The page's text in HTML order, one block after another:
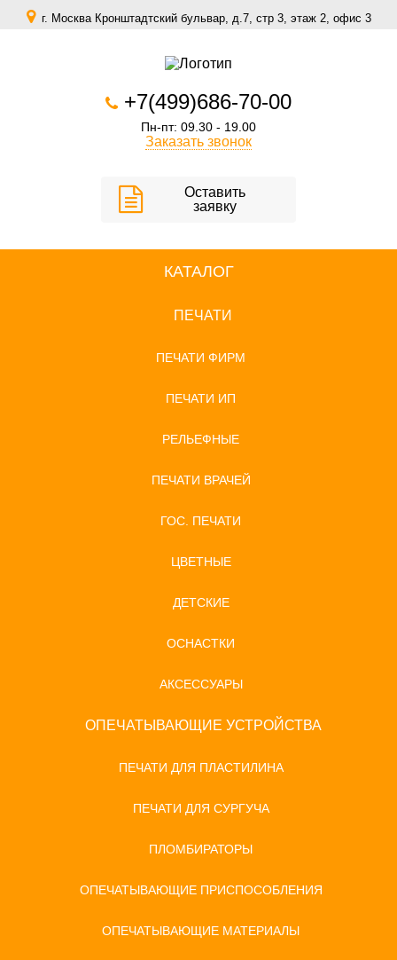
г. Москва Кронштадтский бульвар, д.7, стр 3, этаж 2, офис 3
+7(499)686-70-00
Пн-пт: 09.30 - 19.00
Заказать звонок
Оставить
заявку
КАТАЛОГ
ПЕЧАТИ
ПЕЧАТИ ФИРМ
ПЕЧАТИ ИП
РЕЛЬЕФНЫЕ
ПЕЧАТИ ВРАЧЕЙ
ГОС. ПЕЧАТИ
ЦВЕТНЫЕ
ДЕТСКИЕ
ОСНАСТКИ
АКСЕССУАРЫ
ОПЕЧАТЫВАЮЩИЕ УСТРОЙСТВА
ПЕЧАТИ ДЛЯ ПЛАСТИЛИНА
ПЕЧАТИ ДЛЯ СУРГУЧА
ПЛОМБИРАТОРЫ
ОПЕЧАТЫВАЮЩИЕ ПРИСПОСОБЛЕНИЯ
ОПЕЧАТЫВАЮЩИЕ МАТЕРИАЛЫ